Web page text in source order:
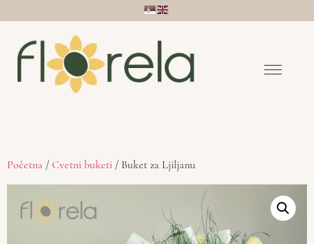
Početna / Cvetni buketi / Buket za Ljiljanu